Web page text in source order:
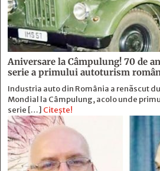
Aniversare la Câmpulung! 70 de
serie a primului autoturism
Industria auto din România a renăscut
Mondial la Câmpulung, acolo unde
serie […] Citește!